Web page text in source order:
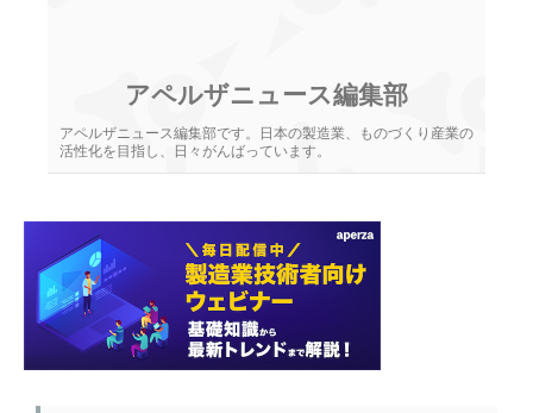
アペルザニュース編集部
アペルザニュース編集部です。日本の製造業、ものづくり産業の
活性化を目指し、日々がんばっています。